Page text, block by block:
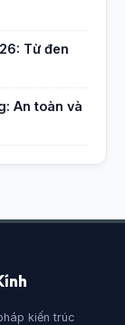
Từ đen
An toàn và
kiến trúc